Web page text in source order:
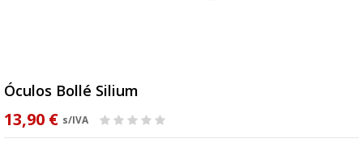
Óculos Bollé Silium
13,90 € s/IVA